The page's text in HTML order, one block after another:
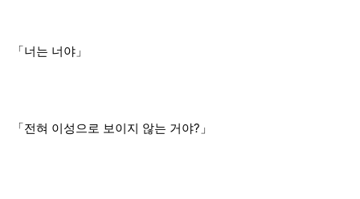
「너는 너야」
「전혀 이성으로 보이지 않는 거야?」